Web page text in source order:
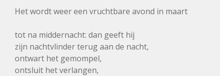
Het wordt weer een vruchtbare avond in maart
tot na middernacht: dan geeft hij
zijn nachtvlinder terug aan de nacht,
ontwart het gemompel,
ontsluit het verlangen,